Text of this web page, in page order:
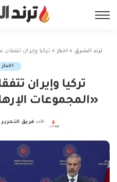
ترند الشرق > اخبار > تركيا وإيران تتفقان
اخبار
تركيا وإيران
«المجموعات
Posted
كتب فريق التحرير